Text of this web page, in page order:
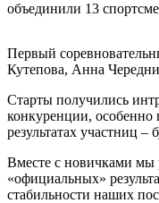
объединили 13
Первый
Кутепова, Анна
Старты получились
конкуренции, особенно
результатах участниц –
Вместе с новичками мы
«официальных»
стабильности наших